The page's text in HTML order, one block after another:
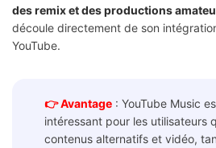
des remix et des productions
découle directement de son
YouTube.
👉 Avantage : YouTube Music
intéressant pour les utilisateurs
contenus alternatifs et vidéo,